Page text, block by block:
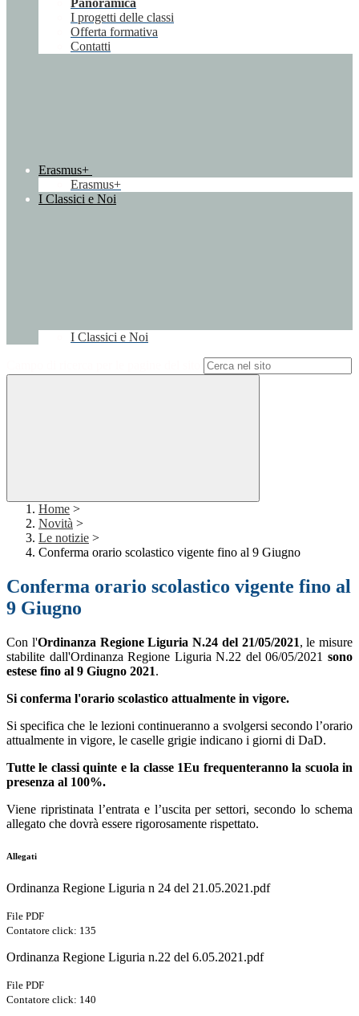
Panoramica
I progetti delle classi
Offerta formativa
Contatti
Erasmus+
Erasmus+
I Classici e Noi
I Classici e Noi
Home >
Novità >
Le notizie >
Conferma orario scolastico vigente fino al 9 Giugno
Conferma orario scolastico vigente fino al
9 Giugno
Con l'Ordinanza Regione Liguria N.24 del 21/05/2021, le misure
stabilite dall'Ordinanza Regione Liguria N.22 del 06/05/2021 sono
estese fino al 9 Giugno 2021.
Si conferma l'orario scolastico attualmente in vigore.
Si specifica che le lezioni continueranno a svolgersi secondo l’orario
attualmente in vigore, le caselle grigie indicano i giorni di DaD.
Tutte le classi quinte e la classe 1Eu frequenteranno la scuola in
presenza al 100%.
Viene ripristinata l’entrata e l’uscita per settori, secondo lo schema
allegato che dovrà essere rigorosamente rispettato.
Allegati
Ordinanza Regione Liguria n 24 del 21.05.2021.pdf
File PDF
Contatore click: 135
Ordinanza Regione Liguria n.22 del 6.05.2021.pdf
File PDF
Contatore click: 140